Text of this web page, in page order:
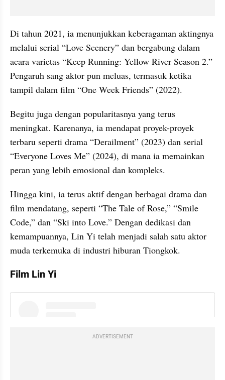
Di tahun 2021, ia menunjukkan keberagaman aktingnya
melalui serial “Love Scenery” dan bergabung dalam
acara varietas “Keep Running: Yellow River Season 2.”
Pengaruh sang aktor pun meluas, termasuk ketika
tampil dalam film “One Week Friends” (2022).
Begitu juga dengan popularitasnya yang terus
meningkat. Karenanya, ia mendapat proyek-proyek
terbaru seperti drama “Derailment” (2023) dan serial
“Everyone Loves Me” (2024), di mana ia memainkan
peran yang lebih emosional dan kompleks.
Hingga kini, ia terus aktif dengan berbagai drama dan
film mendatang, seperti “The Tale of Rose,” “Smile
Code,” dan “Ski into Love.” Dengan dedikasi dan
kemampuannya, Lin Yi telah menjadi salah satu aktor
muda terkemuka di industri hiburan Tiongkok.
Film Lin Yi
ADVERTISEMENT